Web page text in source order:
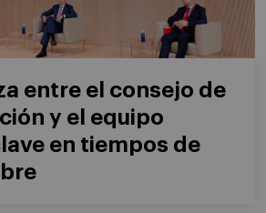
entre el consejo de
y el equipo
en tiempos de